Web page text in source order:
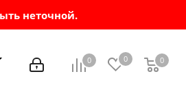
неточной.
0 0 0
0